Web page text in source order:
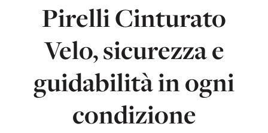
Pirelli Cinturato
Velo, sicurezza e
guidabilità in ogni
condizione